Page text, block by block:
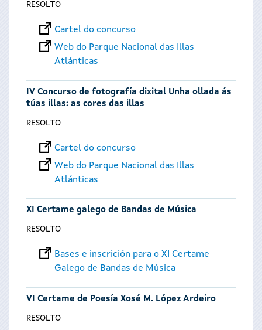
RESOLTO
Cartel do concurso
Web do Parque Nacional das Illas
Atlánticas
IV Concurso de fotografía dixital Unha ollada ás
túas illas: as cores das illas
RESOLTO
Cartel do concurso
Web do Parque Nacional das Illas
Atlánticas
XI Certame galego de Bandas de Música
RESOLTO
Bases e inscrición para o XI Certame
Galego de Bandas de Música
VI Certame de Poesía Xosé M. López Ardeiro
RESOLTO